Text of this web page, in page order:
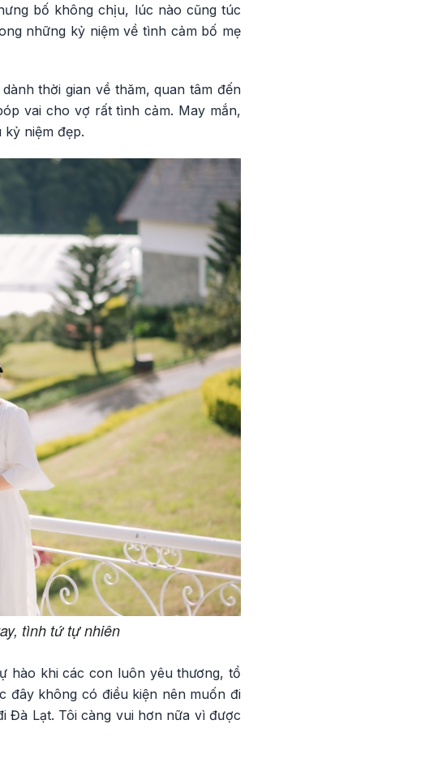
bố không chịu, lúc nào cũng túc
những kỷ niệm về tình cảm bố mẹ
thời gian về thăm, quan tâm đến
vai cho vợ rất tình cảm. May mắn,
niệm đẹp.
tình tứ tự nhiên
hào khi các con luôn yêu thương, tổ
đây không có điều kiện nên muốn đi
Đà Lạt. Tôi càng vui hơn nữa vì được